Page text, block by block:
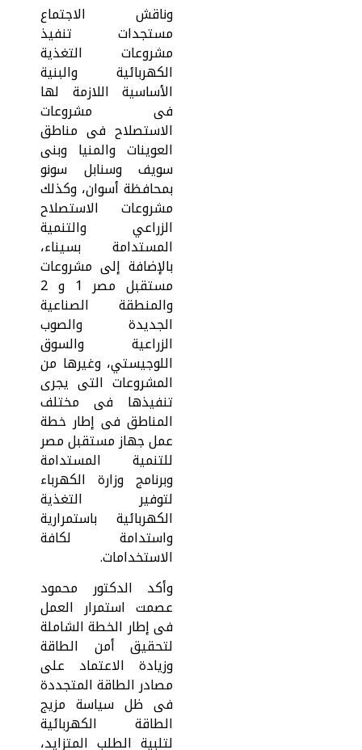
وناقش الاجتماع
مستجدات تنفيذ
مشروعات التغذية
الكهربائية والبنية
الأساسية اللازمة لها
فى مشروعات
الاستصلاح فى مناطق
العوينات والمنيا وبنى
سويف وسنابل سونو
بمحافظة أسوان، وكذلك
مشروعات الاستصلاح
الزراعي والتنمية
المستدامة بسيناء،
بالإضافة إلى مشروعات
مستقبل مصر 1 و 2
والمنطقة الصناعية
الجديدة والصوب
الزراعية والسوق
اللوجيستي، وغيرها من
المشروعات التى يجرى
تنفيذها فى مختلف
المناطق فى إطار خطة
عمل جهاز مستقبل مصر
للتنمية المستدامة
وبرنامج وزارة الكهرباء
لتوفير التغذية
الكهربائية باستمرارية
واستدامة لكافة
الاستخدامات.
وأكد الدكتور محمود
عصمت استمرار العمل
فى إطار الخطة الشاملة
لتحقيق أمن الطاقة
وزيادة الاعتماد على
مصادر الطاقة المتجددة
فى ظل سياسة مزيج
الطاقة الكهربائية
لتلبية الطلب المتزايد،